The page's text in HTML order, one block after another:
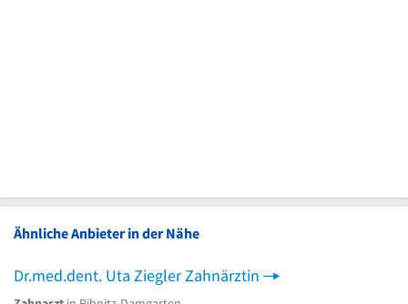
Ähnliche Anbieter in der Nähe
Dr.med.dent. Uta Ziegler Zahnärztin